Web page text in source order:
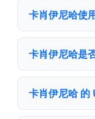
卡肖伊尼哈使
卡肖伊尼哈是
卡肖伊尼哈 的